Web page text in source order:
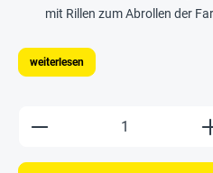
mit Rillen zum Abrollen der
weiterlesen
Produkt Anzahl: Gib